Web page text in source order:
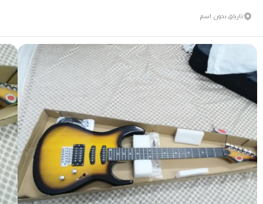
تارياق بدون اسم